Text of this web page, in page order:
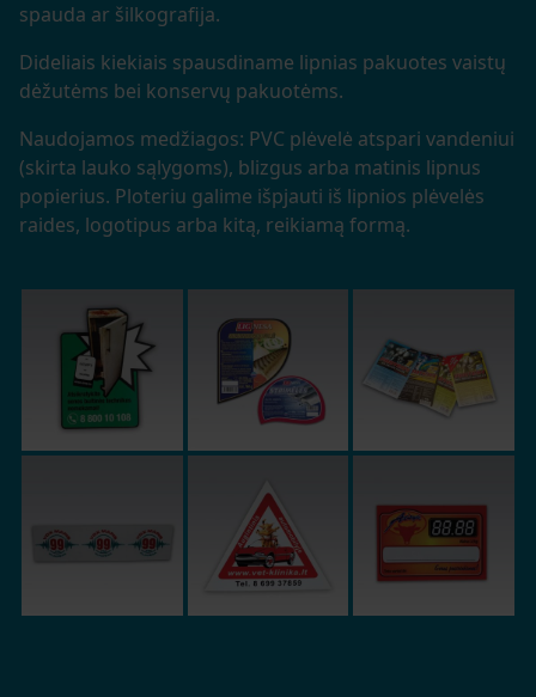
spauda ar šilkografija.
Dideliais kiekiais spausdiname lipnias pakuotes vaistų
dėžutėms bei konservų pakuotėms.
Naudojamos medžiagos: PVC plėvelė atspari vandeniui
(skirta lauko sąlygoms), blizgus arba matinis lipnus
popierius. Ploteriu galime išpjauti iš lipnios plėvelės
raides, logotipus arba kitą, reikiamą formą.